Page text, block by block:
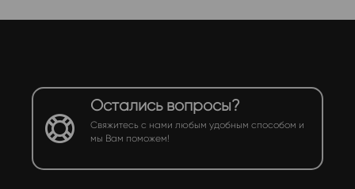
Остались вопросы?
Свяжитесь с нами любым удобным способом и
мы Вам поможем!